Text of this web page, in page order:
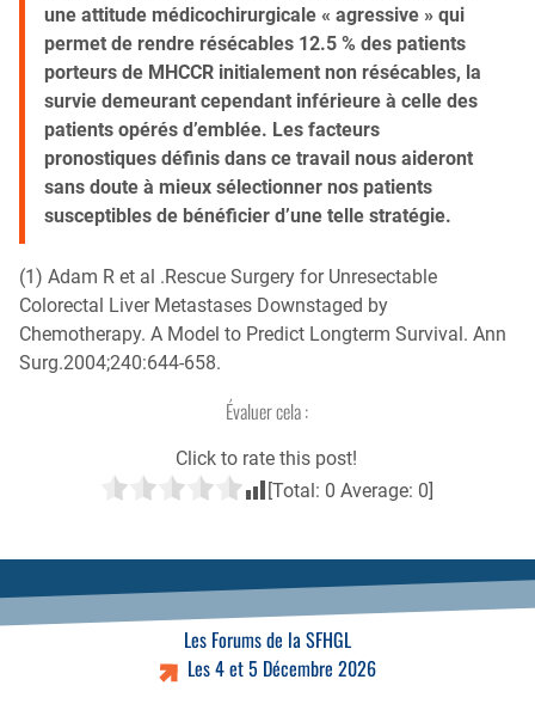
une attitude médicochirurgicale « agressive » qui
permet de rendre résécables 12.5 % des patients
porteurs de MHCCR initialement non résécables, la
survie demeurant cependant inférieure à celle des
patients opérés d’emblée. Les facteurs
pronostiques définis dans ce travail nous aideront
sans doute à mieux sélectionner nos patients
susceptibles de bénéficier d’une telle stratégie.
(1) Adam R et al .Rescue Surgery for Unresectable
Colorectal Liver Metastases Downstaged by
Chemotherapy. A Model to Predict Longterm Survival. Ann
Surg.2004;240:644-658.
Évaluer cela :
Click to rate this post!
[Total: 0 Average: 0]
Les Forums de la SFHGL
Les 4 et 5 Décembre 2026